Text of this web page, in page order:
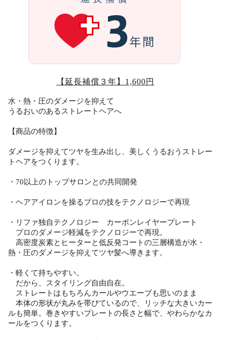
【延長補償３年】1,600円
水・熱・圧のダメージを抑えて
うるおいのあるストレートヘアへ
【商品の特徴】
ダメージを抑えてツヤを生み出し、美しくうるおうストレー
トヘアをつくります。
・70以上のトップサロンとの共同開発
・ヘアアイロンを操るプロの技をテクノロジーで再現
・リファ独自テクノロジー カーボンレイヤープレート
プロのダメージ軽減をテクノロジーで再現。
高密度炭素とヒーターと低反発コートの三層構造が水・
熱・圧のダメージを抑えてツヤ髪へ導きます。
・軽くて持ちやすい。
だから、スタイリング自由自在。
ストレートはもちろんカールやウエーブも思いのまま
本体の形状が丸みを帯びているので、リッチな大きいカー
ルも簡単。巻きやすいプレートの長さと幅で、やわらかなカ
ールをつくります。